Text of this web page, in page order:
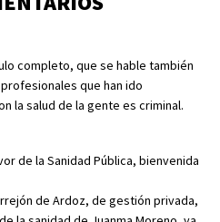
completo, que se hable también
que han ido
la salud de la gente es criminal.
de la Sanidad Pública, bienvenida
de Ardoz, de gestión privada,